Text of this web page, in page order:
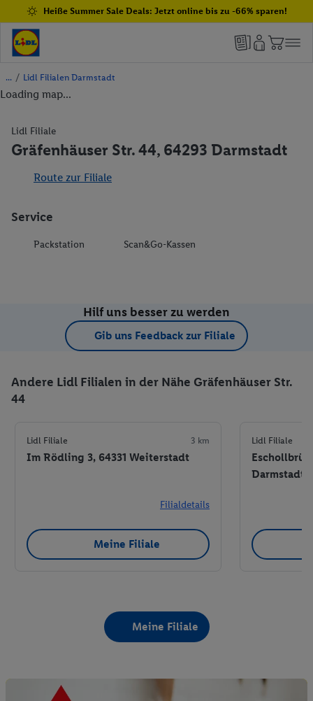
Heiße Summer Sale Deals: Jetzt online bis zu -66% sparen!
/ Lidl Filialen Darmstadt
Loading map...
Lidl Filiale
Gräfenhäuser Str. 44, 64293 Darmstadt
Route zur Filiale
Service
Packstation Scan&Go-Kassen
Hilf uns besser zu werden
Gib uns Feedback zur Filiale
Andere Lidl Filialen in der Nähe Gräfenhäuser Str.
44
Lidl Filiale 3 km
Im Rödling 3, 64331 Weiterstadt
Filialdetails
Meine Filiale
Lidl Filiale
Darmstadt
Meine Filiale